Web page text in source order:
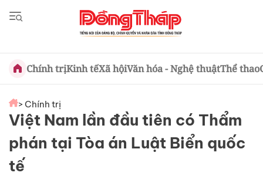
Chính trịKinh tếXã hộiVăn hóa - Nghệ thuậtThể thao
> Chính trị
Việt Nam lần đầu tiên có Thẩm
phán tại Tòa án Luật Biển quốc
tế